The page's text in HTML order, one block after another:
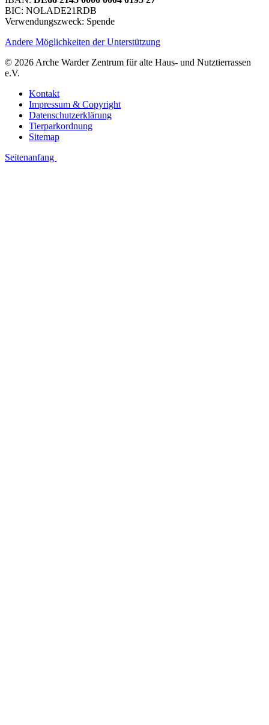
BIC: NOLADE21RDB
Verwendungszweck: Spende
Andere Möglichkeiten der Unterstützung
© 2026 Arche Warder Zentrum für alte Haus- und Nutztierrassen
e.V.
Kontakt
Impressum & Copyright
Datenschutzerklärung
Tierparkordnung
Sitemap
Seitenanfang